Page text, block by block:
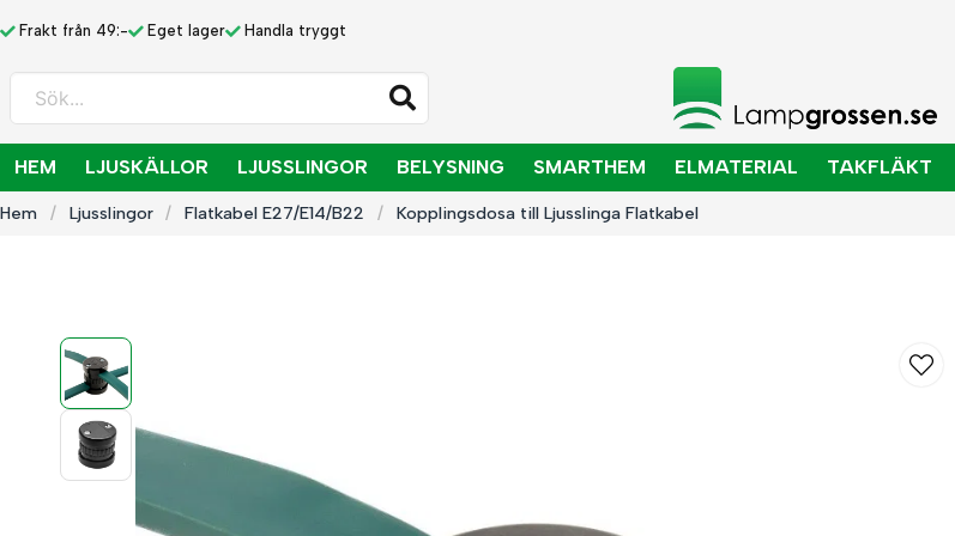
Frakt från 49:- Eget lager Handla tryggt
Sök...
HEM LJUSKÄLLOR LJUSSLINGOR BELYSNING SMARTHEM ELMATERIAL TAKFLÄKT
Hem Ljusslingor Flatkabel E27/E14/B22 Kopplingsdosa till Ljusslinga Flatkabel